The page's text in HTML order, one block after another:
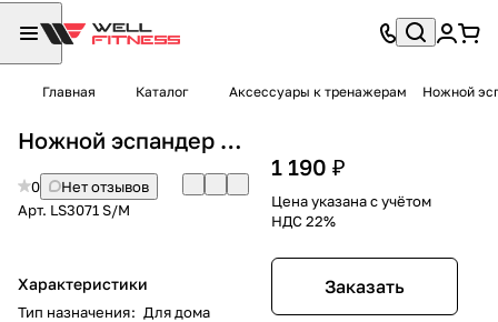
Главная Каталог Аксессуары к тренажерам Ножной
Ножной эспандер LiveUp LS3071 S/M
0
Нет отзывов
Арт. LS3071 S/M
Характеристики
Тип назначения: Для дома
1 190 ₽
Цена указана с учётом
НДС 22%
Заказать